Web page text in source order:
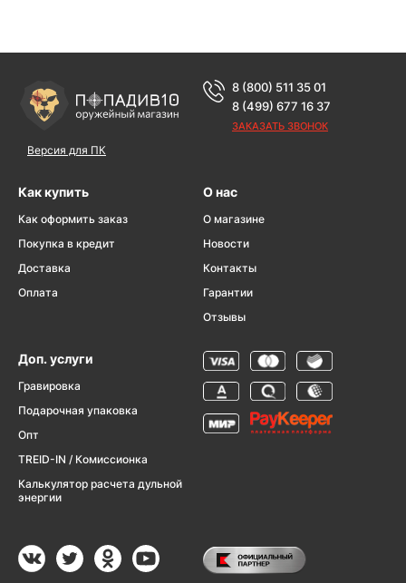
Версия для ПК
8 (800) 511 35 01
8 (499) 677 16 37
ЗАКАЗАТЬ ЗВОНОК
Как купить
Как оформить заказ
Покупка в кредит
Доставка
Оплата
О нас
О магазине
Новости
Контакты
Гарантии
Отзывы
Доп. услуги
Гравировка
Подарочная упаковка
Опт
TREID-IN / Комиссионка
Калькулятор расчета дульной
энергии